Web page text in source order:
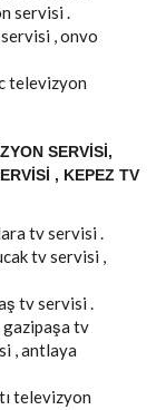
servisi .
, onvo
televizyon
SERVISI,
, KEPEZ TV
tv servisi .
tv servisi ,
tv servisi .
gazipaşa tv
, antlaya
televizyon